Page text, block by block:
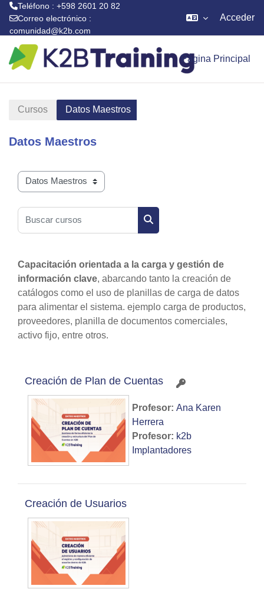
Teléfono : +598 2601 20 82
Correo electrónico :
comunidad@k2b.com
Acceder
Página Principal
Cursos Datos Maestros
Datos Maestros
Categorías
Buscar cursos
Buscar cursos
Capacitación orientada a la carga y gestión de
información clave, abarcando tanto la creación de
catálogos como el uso de planillas de carga de datos
para alimentar el sistema. ejemplo carga de productos,
proveedores, planilla de documentos comerciales,
activo fijo, entre otros.
Creación de Plan de Cuentas
Profesor: Ana Karen
Herrera
Profesor: k2b
Implantadores
Creación de Usuarios